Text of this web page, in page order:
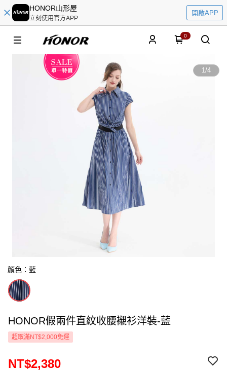
HONOR山形屋
立刻使用官方APP
開啟APP
0
1/4
顏色：藍
HONOR假兩件直紋收腰襯衫洋裝-藍
超取滿NT$2,000免運
NT$2,380